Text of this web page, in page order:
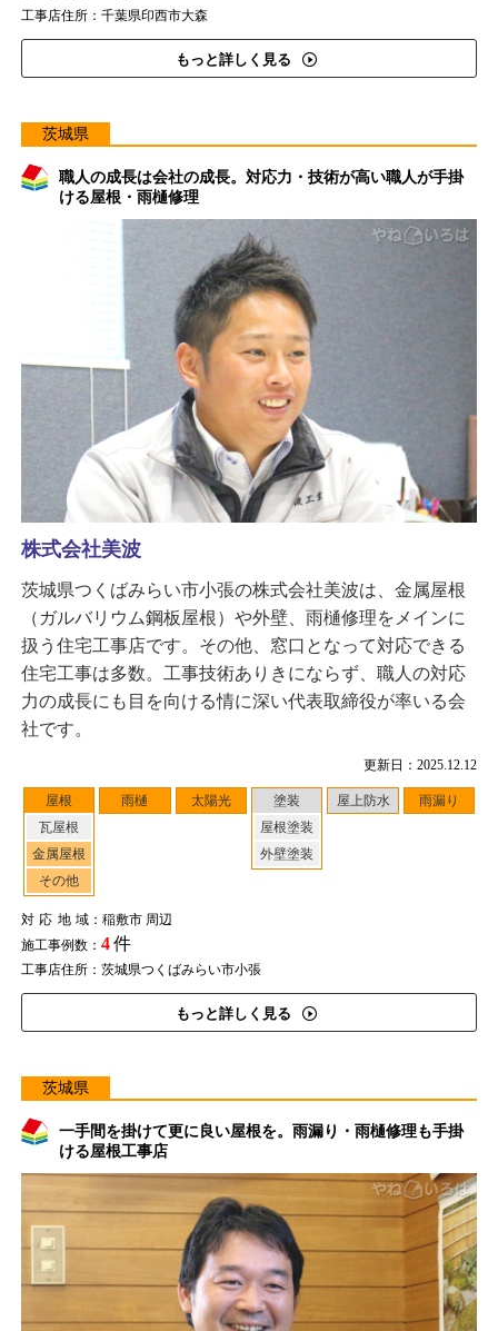
工事店住所：千葉県印西市大森
もっと詳しく見る
茨城県
職人の成長は会社の成長。対応力・技術が高い職人が手掛
ける屋根・雨樋修理
更新日：2025.12.12
屋根
瓦屋根
金属屋根
その他
雨樋 太陽光
塗装
屋根塗装
外壁塗装
屋上防水 雨漏り
対応地域：稲敷市 周辺
施工事例数： 4件
工事店住所：茨城県つくばみらい市小張
もっと詳しく見る
株式会社美波
茨城県つくばみらい市小張の株式会社美波は、金属屋根
（ガルバリウム鋼板屋根）や外壁、雨樋修理をメインに
扱う住宅工事店です。その他、窓口となって対応できる
住宅工事は多数。工事技術ありきにならず、職人の対応
力の成長にも目を向ける情に深い代表取締役が率いる会
社です。
茨城県
一手間を掛けて更に良い屋根を。雨漏り・雨樋修理も手掛
ける屋根工事店